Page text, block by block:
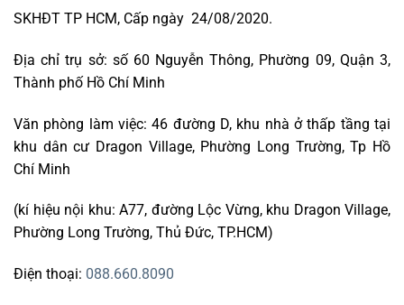
SKHĐT TP HCM, Cấp ngày 24/08/2020.
Địa chỉ trụ sở: số 60 Nguyễn Thông, Phường 09, Quận 3,
Thành phố Hồ Chí Minh
Văn phòng làm việc: 46 đường D, khu nhà ở thấp tầng tại
khu dân cư Dragon Village, Phường Long Trường, Tp Hồ
Chí Minh
(kí hiệu nội khu: A77, đường Lộc Vừng, khu Dragon Village,
Phường Long Trường, Thủ Đức, TP.HCM)
Điện thoại: 088.660.8090